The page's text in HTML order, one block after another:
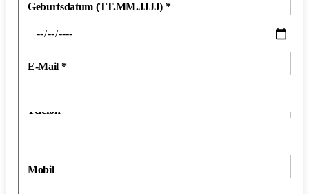
Geburtsdatum (TT.MM.JJJJ) *
E-Mail *
Telefon
Mobil